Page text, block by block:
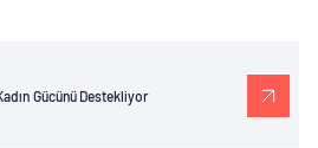
Gücünü Destekliyor